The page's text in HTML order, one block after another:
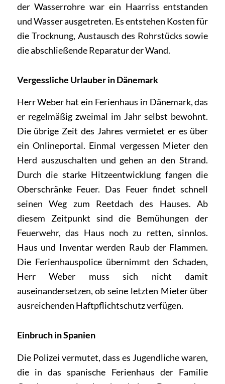
der Wasserrohre war ein Haarriss entstanden
und Wasser ausgetreten. Es entstehen Kosten für
die Trocknung, Austausch des Rohrstücks sowie
die abschließende Reparatur der Wand.
Vergessliche Urlauber in Dänemark
Herr Weber hat ein Ferienhaus in Dänemark, das
er regelmäßig zweimal im Jahr selbst bewohnt.
Die übrige Zeit des Jahres vermietet er es über
ein Onlineportal. Einmal vergessen Mieter den
Herd auszuschalten und gehen an den Strand.
Durch die starke Hitzeentwicklung fangen die
Oberschränke Feuer. Das Feuer findet schnell
seinen Weg zum Reetdach des Hauses. Ab
diesem Zeitpunkt sind die Bemühungen der
Feuerwehr, das Haus noch zu retten, sinnlos.
Haus und Inventar werden Raub der Flammen.
Die Ferienhauspolice übernimmt den Schaden,
Herr Weber muss sich nicht damit
auseinandersetzen, ob seine letzten Mieter über
ausreichenden Haftpflichtschutz verfügen.
Einbruch in Spanien
Die Polizei vermutet, dass es Jugendliche waren,
die in das spanische Ferienhaus der Familie